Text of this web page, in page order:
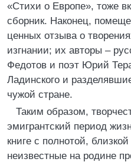
«Стихи о Европе», тоже
сборник. Наконец,
ценных отзыва о
изгнании; их авторы –
Федотов и поэт Юрий
Ладинского и
чужой стране.
Таким образом,
эмигрантский период
книге с полнотой,
неизвестные на родине